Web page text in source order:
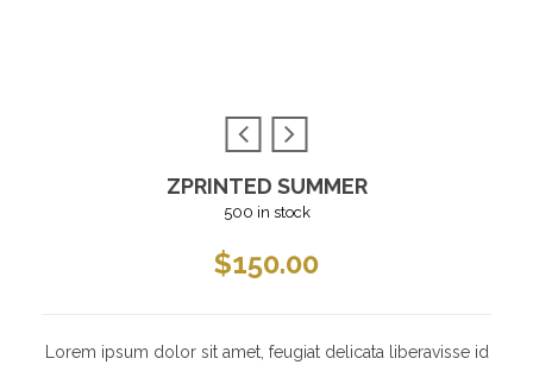
ZPRINTED SUMMER
500 in stock
$150.00
Lorem ipsum dolor sit amet, feugiat delicata liberavisse id